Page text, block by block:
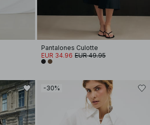
Pantalones Culotte
EUR 34.96 EUR 49.95
-30%